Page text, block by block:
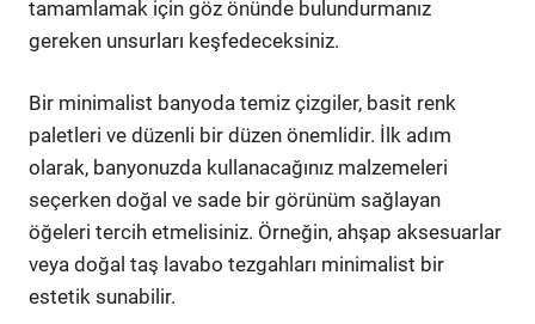
tamamlamak için göz önünde bulundurmanız
gereken unsurları keşfedeceksiniz.
Bir minimalist banyoda temiz çizgiler, basit renk
paletleri ve düzenli bir düzen önemlidir. İlk adım
olarak, banyonuzda kullanacağınız malzemeleri
seçerken doğal ve sade bir görünüm sağlayan
öğeleri tercih etmelisiniz. Örneğin, ahşap aksesuarlar
veya doğal taş lavabo tezgahları minimalist bir
estetik sunabilir.